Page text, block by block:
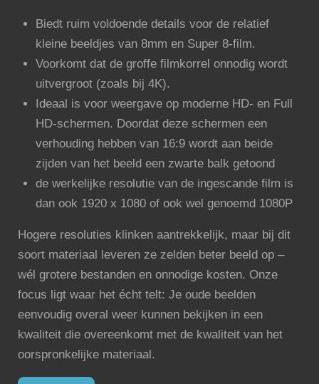
Biedt ruim voldoende details voor de relatief
kleine beeldjes van 8mm en Super 8-film.
Voorkomt dat de groffe filmkorrel onnodig wordt
uitvergroot (zoals bij 4K).
Ideaal is voor weergave op moderne HD- en Full
HD-schermen. Doordat deze schermen een
verhouding hebben van 16:9 wordt aan beide
zijden van het beeld een zwarte balk getoond
de werkelijke resolutie van de ingescande film is
dan ook 1920 x 1080 of ook wel genoemd 1080P
Hogere resoluties klinken aantrekkelijk, maar bij dit
soort materiaal leveren ze zelden beter beeld op –
wél grotere bestanden en onnodige kosten. Onze
focus ligt waar het écht telt: Je oude beelden
eenvoudig overal weer kunnen bekijken in een
kwaliteit die overeenkomt met de kwaliteit van het
oorspronkelijke materiaal.